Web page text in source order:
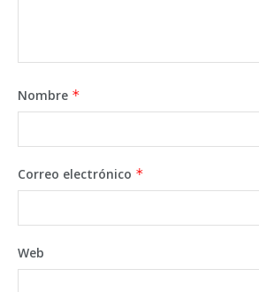
Nombre *
Correo electrónico *
Web